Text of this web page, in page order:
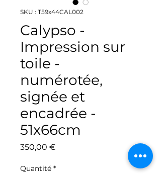
SKU : T59x44CAL002
Calypso -
Impression sur
toile -
numérotée,
signée et
encadrée -
51x66cm
350,00 €
Quantité *